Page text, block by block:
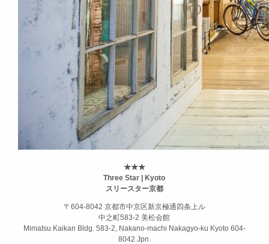
★★★
Three Star | Kyoto
スリースター京都
〒604-8042 京都市中京区新京極通四条上ル
中之町583-2 美松会館
Mimatsu Kaikan Bldg. 583-2, Nakano-machi Nakagyo-ku Kyoto 604-
8042 Jpn.